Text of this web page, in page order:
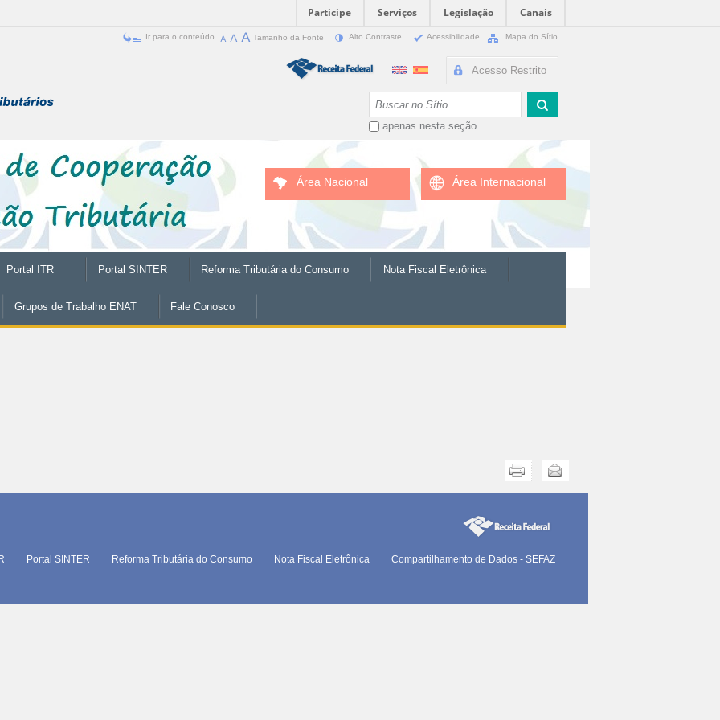
Participe Serviços Legislação
Canais
Ir para o conteúdo Tamanho da Fonte Alto Contraste Acessibilidade Mapa do Sítio
Acesso Restrito
apenas nesta seção
Área Nacional Área Internacional
Portal ITR Portal SINTER Reforma Tributária do Consumo Nota Fiscal Eletrônica
Grupos de Trabalho ENAT Fale Conosco
Enviar
Portal SINTER Reforma Tributária do Consumo Nota Fiscal Eletrônica
Compartilhamento de Dados - SEFAZ